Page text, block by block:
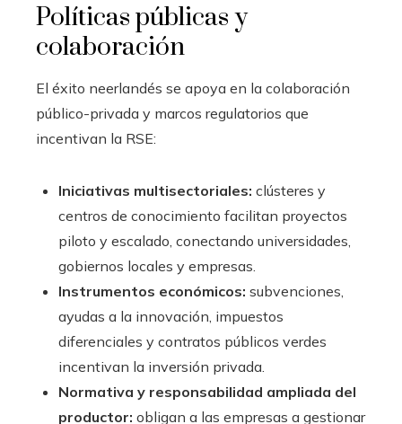
Políticas públicas y
colaboración
El éxito neerlandés se apoya en la colaboración
público-privada y marcos regulatorios que
incentivan la RSE:
Iniciativas multisectoriales: clústeres y
centros de conocimiento facilitan proyectos
piloto y escalado, conectando universidades,
gobiernos locales y empresas.
Instrumentos económicos: subvenciones,
ayudas a la innovación, impuestos
diferenciales y contratos públicos verdes
incentivan la inversión privada.
Normativa y responsabilidad ampliada del
productor: obligan a las empresas a gestionar